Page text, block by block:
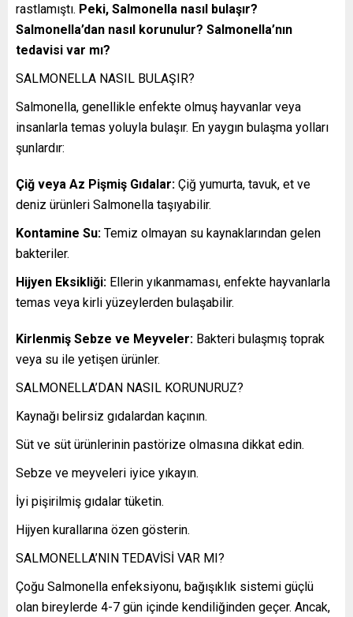
rastlamıştı. Peki, Salmonella nasıl bulaşır?
Salmonella’dan nasıl korunulur? Salmonella’nın
tedavisi var mı?
SALMONELLA NASIL BULAŞIR?
Salmonella, genellikle enfekte olmuş hayvanlar veya
insanlarla temas yoluyla bulaşır. En yaygın bulaşma yolları
şunlardır:
Çiğ veya Az Pişmiş Gıdalar: Çiğ yumurta, tavuk, et ve
deniz ürünleri Salmonella taşıyabilir.
Kontamine Su: Temiz olmayan su kaynaklarından gelen
bakteriler.
Hijyen Eksikliği: Ellerin yıkanmaması, enfekte hayvanlarla
temas veya kirli yüzeylerden bulaşabilir.
Kirlenmiş Sebze ve Meyveler: Bakteri bulaşmış toprak
veya su ile yetişen ürünler.
SALMONELLA’DAN NASIL KORUNURUZ?
Kaynağı belirsiz gıdalardan kaçının.
Süt ve süt ürünlerinin pastörize olmasına dikkat edin.
Sebze ve meyveleri iyice yıkayın.
İyi pişirilmiş gıdalar tüketin.
Hijyen kurallarına özen gösterin.
SALMONELLA’NIN TEDAVİSİ VAR MI?
Çoğu Salmonella enfeksiyonu, bağışıklık sistemi güçlü
olan bireylerde 4-7 gün içinde kendiliğinden geçer. Ancak,